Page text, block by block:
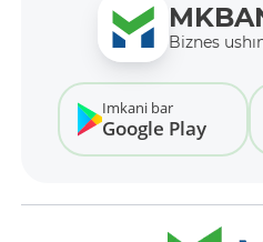
Biznes
Imkani bar
Google Play